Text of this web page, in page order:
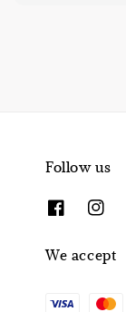
Follow us
We accept